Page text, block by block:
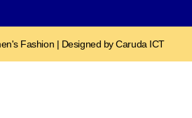
Fashion | Designed by Caruda ICT